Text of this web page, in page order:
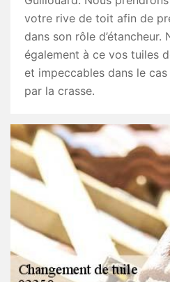
votre rive de toit afin de
dans son rôle d’étancheur.
également à ce vos tuiles
et impeccables dans le
par la crasse.